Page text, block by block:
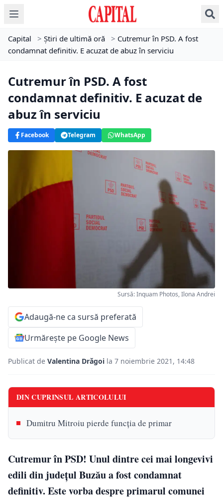
Capital > Știri de ultimă oră > Cutremur în PSD. A fost
condamnat definitiv. E acuzat de abuz în serviciu
Cutremur în PSD. A fost
condamnat definitiv. E acuzat de
abuz în serviciu
Facebook Telegram WhatsApp
Sursă: Inquam Photos, Ilona Andrei
Adaugă-ne ca sursă preferată
Urmărește pe Google News
Publicat de Valentina Drăgoi la 7 noiembrie 2021, 14:48
DIN CUPRINSUL ARTICOLULUI
Dumitru Mitroiu pierde funcția de primar
Cutremur în PSD! Unul dintre cei mai longevivi
edili din judeţul Buzău a fost condamnat
definitiv. Este vorba despre primarul comunei